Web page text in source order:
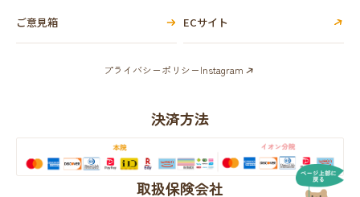
ご意見箱 ECサイト
プライバシーポリシーInstagram
決済方法
取扱保険会社